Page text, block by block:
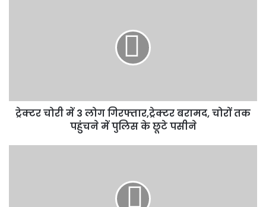
तक
पहुंचने
ट्रेक्टर चोरी में 3 लोग गिरफ्तार,ट्रेक्टर बरामद, चोरों तक
पहुंचने में पुलिस के छूटे पसीने